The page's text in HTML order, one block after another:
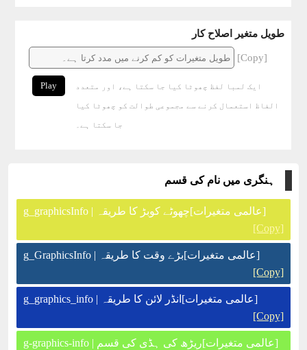
طویل متغیر اصلاح کار
[Copy]
Play
ایک لمبا لفظ چھوٹا کیا جا سکتا ہے، اور متعدد
الفاظ استعمال کرنے سے مجموعی طوالت کو چھوٹا کیا
جا سکتا ہے۔
ہنگری میں نام کی قسم
[عالمی متغیرات]چھوٹے کوبڑ کا طریقہ | g_graphicsInfo
[Copy]
[عالمی متغیرات]بڑے وقت کا طریقہ | g_GraphicsInfo
[Copy]
[عالمی متغیرات]انڈر لائن کا طریقہ | g_graphics_info
[Copy]
[عالمی متغیرات]ریڑھ کی ہڈی کی قسم | g-graphics-info